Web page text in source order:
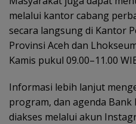
melalui kantor cabang
secara langsung di Kantor
Provinsi Aceh dan
Kamis pukul 09.00–11.00
Informasi lebih lanjut
program, dan agenda Bank
diakses melalui akun